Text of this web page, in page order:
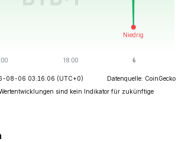
08-06 03:16:06 (UTC+0)
Datenquelle: CoinGecko
sind kein Indikator für zukünftige